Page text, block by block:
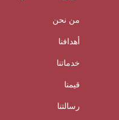
من نحن
أهدافنا
خدماتنا
قيمنا
رسالتنا